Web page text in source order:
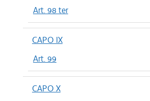
Art. 98 ter
CAPO IX
Art. 99
CAPO X